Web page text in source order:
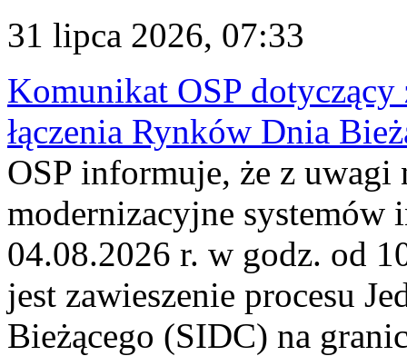
31 lipca 2026, 07:33
Komunikat OSP dotyczący
łączenia Rynków Dnia
OSP informuje, że z uwagi
modernizacyjne
04.08.2026 r. w godz. od
jest zawieszenie procesu
Bieżącego (SIDC) na